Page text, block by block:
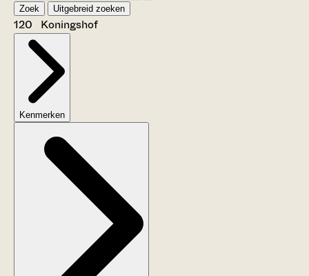
Zoek Uitgebreid zoeken
120 Koningshof
Kenmerken